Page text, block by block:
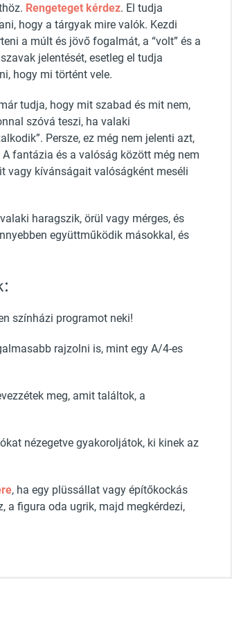
Rengeteget kérdez. El tudja
hogy a tárgyak mire valók. Kezdi
a múlt és jövő fogalmát, a “volt” és a
szavak jelentését, esetleg el tudja
hogy mi történt vele.
tudja, hogy mit szabad és mit nem,
szóvá teszi, ha valaki
Persze, ez még nem jelenti azt,
fantázia és a valóság között még nem
vagy kívánságait valóságként meséli
haragszik, örül vagy mérges, és
együttműködik másokkal, és
színházi programot neki!
rajzolni is, mint egy A/4-es
meg, amit találtok, a
nézegetve gyakoroljátok, ki kinek az
, ha egy plüssállat vagy építőkockás
a figura oda ugrik, majd megkérdezi,